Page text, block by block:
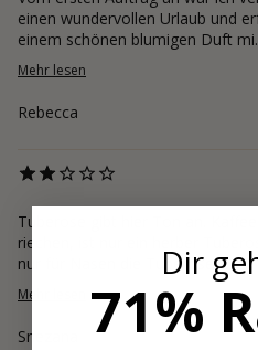
einen wundervollen Urlaub und
einem schönen blumigen Duft
Mehr lesen
Rebecca
Tuberose gibt hier Ton an. Kaffee
riechen, ist nur ein herber
nur für Nasen die Tuberose ...
Mehr lesen
Snezana
Dir
71%